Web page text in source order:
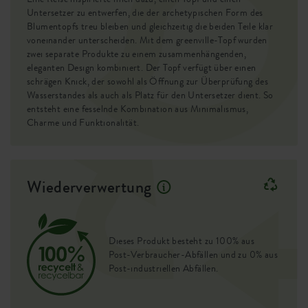
Entwässerungssystem
ja
Erhöhter Boden
nein
Behälter Beweis
nein
Optionale Bohrlöcher
nein
SKU
0462732943100
Untersetzer zu entwerfen, die der archetypischen Form des
Blumentopfs treu bleiben und gleichzeitig die beiden Teile klar
voneinander unterscheiden. Mit dem greenville-Topf wurden
zwei separate Produkte zu einem zusammenhängenden,
eleganten Design kombiniert. Der Topf verfügt über einen
schrägen Knick, der sowohl als Öffnung zur Überprüfung des
Wasserstandes als auch als Platz für den Untersetzer dient. So
entsteht eine fesselnde Kombination aus Minimalismus,
Charme und Funktionalität.
Wiederverwertung
Dieses Produkt besteht zu 100% aus
Post-Verbraucher-Abfällen und zu 0% aus
Post-industriellen Abfällen.